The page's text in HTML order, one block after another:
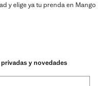
y elige ya tu prenda en Mango
y novedades